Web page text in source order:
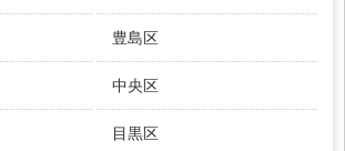
豊島区
中央区
目黒区